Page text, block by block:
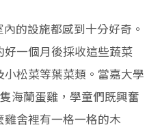
的設施都感到十分好奇。
一個月後採收這些蔬菜
松菜等葉菜類。當嘉大學
海蘭蛋雞，學童們既興奮
舍裡有一格一格的木